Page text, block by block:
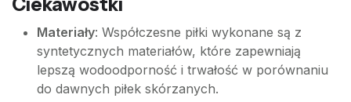
Ciekawostki
Materiały: Współczesne piłki wykonane są z
syntetycznych materiałów, które zapewniają
lepszą wodoodporność i trwałość w porównaniu
do dawnych piłek skórzanych.